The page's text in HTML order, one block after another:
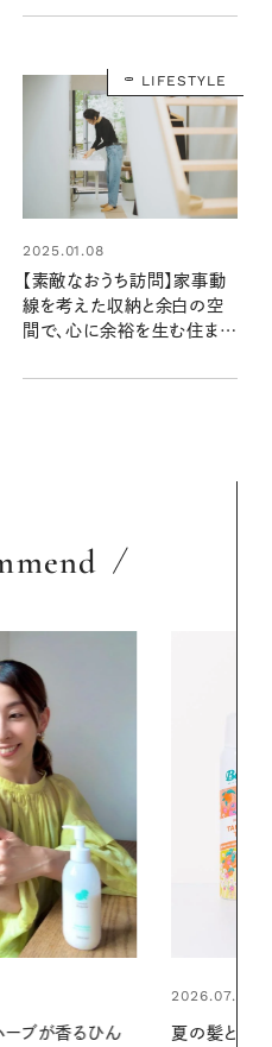
LIFESTYLE
2025.01.08
【素敵なおうち訪問】家事動
線を考えた収納と余白の空
間で、心に余裕を生む住まい
リフレッシュす